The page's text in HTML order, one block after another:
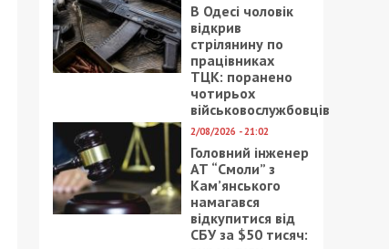
В Одесі чоловік
відкрив
стрілянину по
працівниках
ТЦК: поранено
чотирьох
військовослужбовців
2/08/2026 - 21:02
Головний інженер
АТ “Смоли” з
Кам’янського
намагався
відкупитися від
СБУ за $50 тисяч: